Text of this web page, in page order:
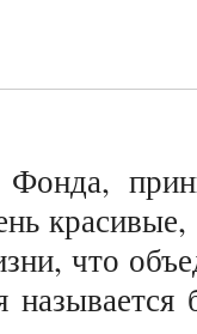
что